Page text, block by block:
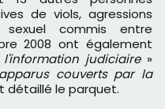
de viols, agressions
commis entre
2008 ont également
judiciaire»
couverts par la
détaillé le parquet.